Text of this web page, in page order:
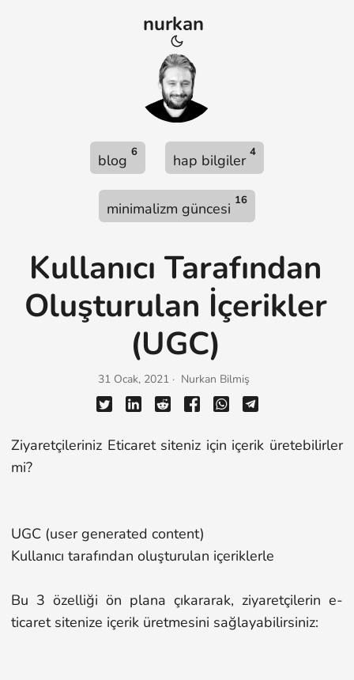
nurkan
blog 6 hap bilgiler 4
minimalizm güncesi 16
Kullanıcı Tarafından
Oluşturulan İçerikler
(UGC)
31 Ocak, 2021 · Nurkan Bilmiş
Ziyaretçileriniz Eticaret siteniz için içerik üretebilirler
mi?
UGC (user generated content)
Kullanıcı tarafından oluşturulan içeriklerle
Bu 3 özelliği ön plana çıkararak, ziyaretçilerin e-
ticaret sitenize içerik üretmesini sağlayabilirsiniz: